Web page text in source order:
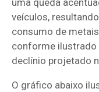
uma queda
veículos,
consumo de
conforme ilustrado
declínio projetado
O gráfico abaixo